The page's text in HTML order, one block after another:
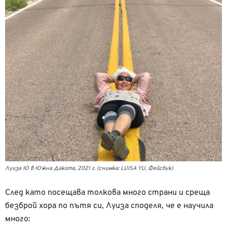
Луиза Ю в Южна Дакота, 2021 г. (снимка: LUISA YU, Фейсбук)
След като посещава толкова много страни и среща
безброй хора по пътя си, Луиза споделя, че е научила
много: